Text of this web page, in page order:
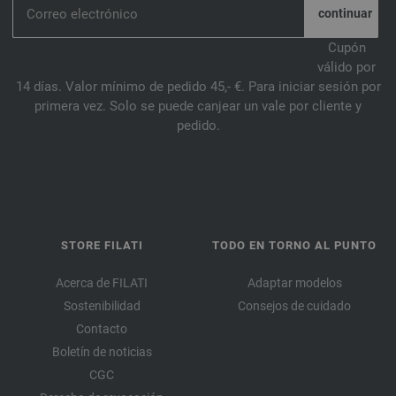
059-caqui | EAN: 4033493221788
062-purpura | EAN: 4033493244480
063-fucsia | EAN: 4033493244497
070-amarillo sol | EAN: 4033493262651
071-marrón anaranjado | EAN: 4033493262668
072-naturaleza | EAN: 4033493277822
073-ocre | EAN: 4033493277839
074-marrón | EAN: 4033493277846
Cupón
válido por
14 días. Valor mínimo de pedido 45,- €. Para iniciar sesión por
primera vez. Solo se puede canjear un vale por cliente y
pedido.
STORE FILATI
Acerca de FILATI
Sostenibilidad
Contacto
Boletín de noticias
CGC
TODO EN TORNO AL PUNTO
Adaptar modelos
Consejos de cuidado